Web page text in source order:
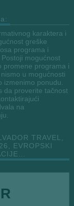
karaktera i
greške
programa i
mogućnost
promene programa i
u mogućnosti
izmenimo ponudu.
da proverite tačnost
na
TRAVEL,
EVROPSKI